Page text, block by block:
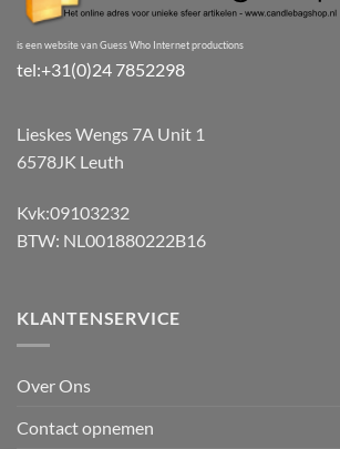
is een website van Guess Who Internet productions
tel:+31(0)24 7852298
Lieskes Wengs 7A Unit 1
6578JK Leuth
Kvk:09103232
BTW: NL001880222B16
KLANTENSERVICE
Over Ons
Contact opnemen